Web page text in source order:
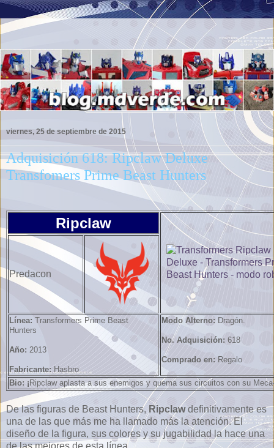
viernes, 25 de septiembre de 2015
Adquisición 618: Ripclaw Deluxe
Transfomers Prime Beast Hunters
Ripclaw
Predacon
Línea: Transformers Prime Beast
Hunters
Año: 2013
Fabricante: Hasbro
Modo Alterno: Dragón.
No. Adquisición: 618
Comprado en: Regalo
Bio: ¡Ripclaw aplasta a sus enemigos y quema sus circuitos con su
De las figuras de Beast Hunters, Ripclawdefinitivamente es
una de las que más me ha llamado más la atención. El
diseño de la figura, sus colores y su jugabilidad la hace una
de las mejores de esta línea.